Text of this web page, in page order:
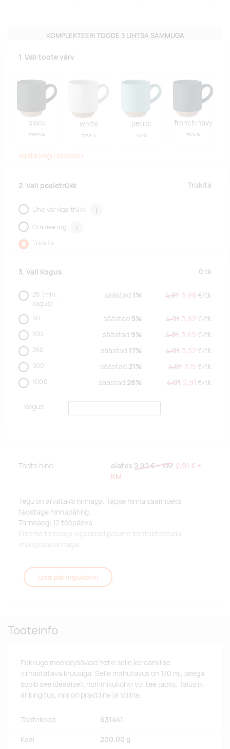
KOMPLEKTEERI TOODE 3 LIHTSA SAMMUGA
1. Vali toote värv
black
10859 tk
white
7256 tk
petrol
451 tk
french navy
7824 tk
Vaata kogu laoseisu
2. Vali pealetrükk Trükita
Ühe värviga trükk i
Graveering i
Trükita
3. Vali Kogus 0 tk
25 (min.
kogus)
säästad 1% 4,01 3,98 €/tk
50 säästad 5% 4,01 3,82 €/tk
100 säästad 9% 4,01 3,65 €/tk
250 säästad 17% 4,01 3,32 €/tk
500 säästad 21% 4,01 3,15 €/tk
1000 säästad 28% 4,01 2,91 €/tk
Kogus
Toote hind alates 2,92 €+ KM 2,91 € +
KM
Tegu on arvatava hinnaga. Täpse hinna saamiseks
teostage hinnapäring.
Tarneaeg: 12 tööpäeva.
Kiirema tarneaja vajadusel palume kontakteeruda
müügiosakonnaga.
Lisa päringukorvi
Tooteinfo
Pakkuge meeldejäävaid hetki selle keraamilise
virnastatava kruusiga. Selle mahutavus on 170 ml, seega
sobib see ideaalselt hommikukohvi või tee jaoks. Täiuslik
ärikingitus, mis on praktiline ja stiilne.
Tootekood 631441
Kaal 200,00 g